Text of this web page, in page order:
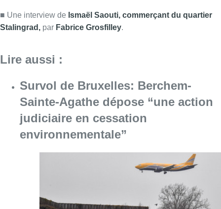
Canicule : un record absolu de
climatiseurs fixes installés en
Belgique cette année